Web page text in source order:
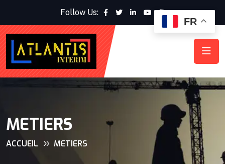
Follow Us:
METIERS
ACCUEIL METIERS
FR